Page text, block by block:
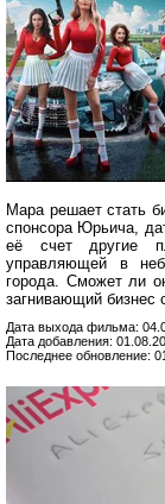
Мара решает стать
спонсора Юрьича,
её счет другие
управляющей в
города. Сможет ли
загнивающий бизнес
Дата выхода фильма:
Дата добавления:
Последнее обновление: